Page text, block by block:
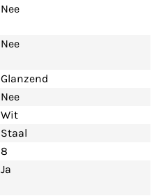
Nee
Nee
Glanzend
Nee
Wit
Staal
8
Ja